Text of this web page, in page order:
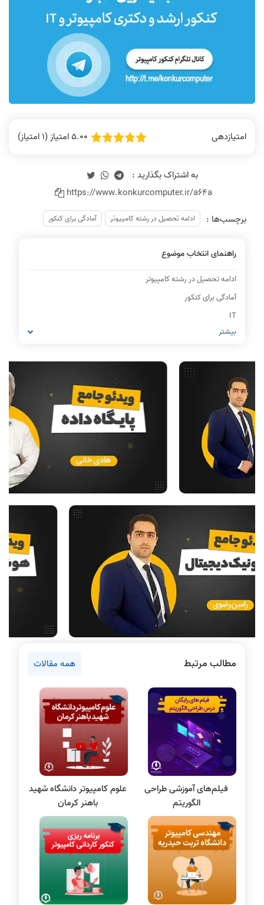
امتیازدهی 5.00 امتیاز (1 امتیاز)
https://www.konkurcomputer.ir/a64a
برچسب‌ها :
ادامه تحصیل در رشته کامپیوتر آمادگی برای کنکور
راهنمای انتخاب موضوع
ادامه تحصیل در رشته کامپیوتر
آمادگی برای کنکور
IT
شبکه های کامپیوتری
معماری کامپیوتر
ریاضیات گسسته
مدار منطقی
ساختمان داده
طراحی الگوریتم
هوش مصنوعی
فیلم حل سوال و تست
آموزش تخصصی دروس رشته کامپیوتر و IT
فناوری
مقالات عمومی رشته کامپیوتر
دانشگاه ها
نرم افزار
دروس مهندسی کامپیوتر
پایتون
سی شارپ
علم داده
مقاله نویسی
بلاکچین
پایگاه داده
الکترونیک دیجیتال
سیستم عامل
نظریه زبانها
سیگنال و سیستمها
بیشتر
مطالب مرتبط همه مقالات
فیلم‌های آموزشی طراحی
الگوریتم
علوم کامپیوتر دانشگاه شهید
باهنر کرمان